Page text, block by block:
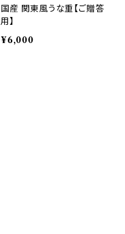
国産 関東風うな重【ご贈答
用】
¥6,000